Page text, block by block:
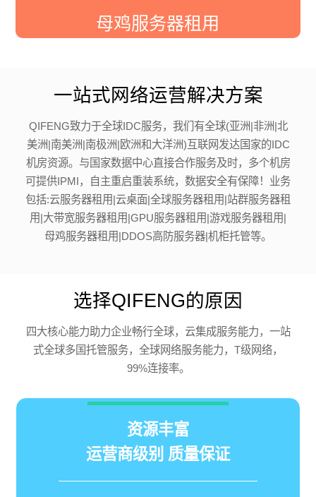
母鸡服务器租用
一站式网络运营解决方案
QIFENG致力于全球IDC服务，我们有全球(亚洲|非洲|北
美洲|南美洲|南极洲|欧洲和大洋洲)互联网发达国家的IDC
机房资源。与国家数据中心直接合作服务及时，多个机房
可提供IPMI，自主重启重装系统，数据安全有保障！业务
包括:云服务器租用|云桌面|全球服务器租用|站群服务器租
用|大带宽服务器租用|GPU服务器租用|游戏服务器租用|
母鸡服务器租用|DDOS高防服务器|机柜托管等。
选择QIFENG的原因
四大核心能力助力企业畅行全球，云集成服务能力，一站
式全球多国托管服务，全球网络服务能力，T级网络，
99%连接率。
资源丰富
运营商级别 质量保证